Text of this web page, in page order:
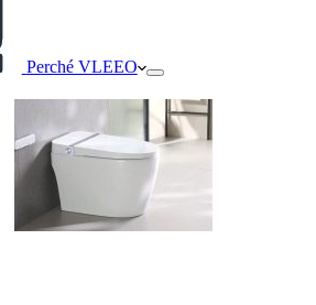
Perché VLEEO